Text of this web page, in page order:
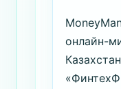
онлайн-